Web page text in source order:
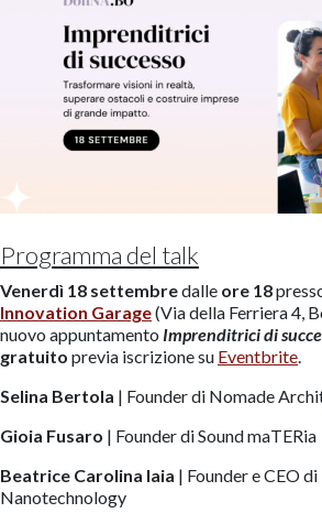
Programma del talk
Venerdì 18 settembredalle ore 18
Innovation Garage(Via della Ferriera 4,
nuovo appuntamento Imprenditrici di
gratuito previa iscrizione su Eventbrite
Selina Bertola | Founder di Nomade
Gioia Fusaro | Founder di Sound maTERia
Beatrice Carolina Iaia | Founder e CEO
Nanotechnology